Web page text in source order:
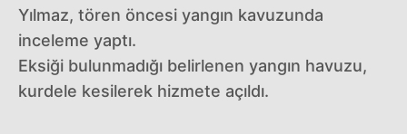
Yılmaz, tören öncesi yangın kavuzunda
inceleme yaptı.
Eksiği bulunmadığı belirlenen yangın havuzu,
kurdele kesilerek hizmete açıldı.